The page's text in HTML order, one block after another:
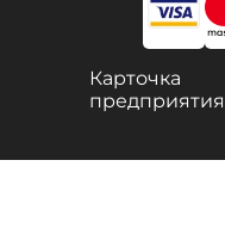
Карточка
предприятия